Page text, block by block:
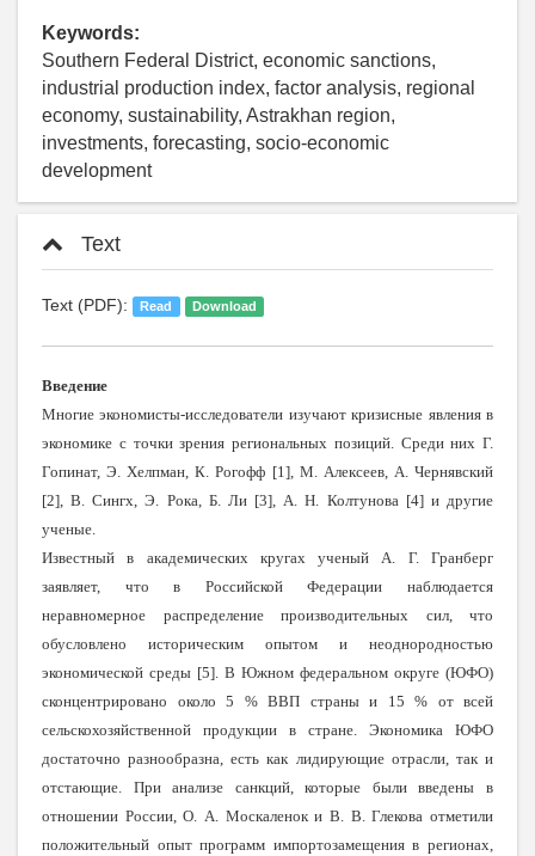
Keywords:
Southern Federal District, economic sanctions,
industrial production index, factor analysis, regional
economy, sustainability, Astrakhan region,
investments, forecasting, socio-economic
development
Text
Text (PDF): Read Download
Введение
Многие экономисты-исследователи изучают кризисные явления в
экономике с точки зрения региональных позиций. Среди них Г.
Гопинат, Э. Хелпман, К. Рогофф [1], М. Алексеев, А. Чернявский
[2], В. Сингх, Э. Рока, Б. Ли [3], А. Н. Колтунова [4] и другие
ученые.
Известный в академических кругах ученый А. Г. Гранберг
заявляет, что в Российской Федерации наблюдается
неравномерное распределение производительных сил, что
обусловлено историческим опытом и неоднородностью
экономической среды [5]. В Южном федеральном округе (ЮФО)
сконцентрировано около 5 % ВВП страны и 15 % от всей
сельскохозяйственной продукции в стране. Экономика ЮФО
достаточно разнообразна, есть как лидирующие отрасли, так и
отстающие. При анализе санкций, которые были введены в
отношении России, О. А. Москаленок и В. В. Глекова отметили
положительный опыт программ импортозамещения в регионах,